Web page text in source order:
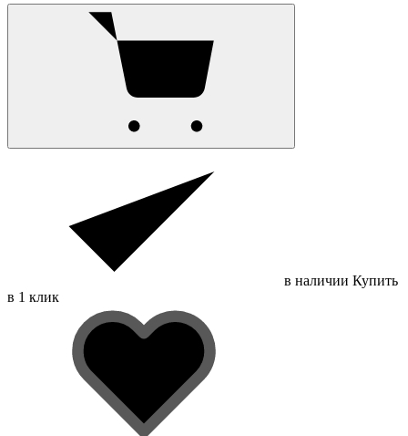
в наличии Купить
в 1 клик